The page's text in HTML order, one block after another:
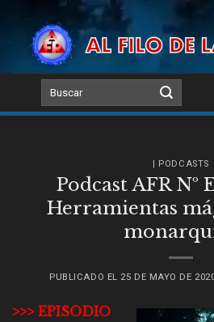
content
| PODCASTS
Podcast AFR Nº
Herramientas
PUBLICADO EL 25 DE MAYO DE
>>> EPISODIO